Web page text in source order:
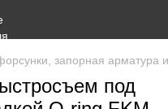
запорная
под